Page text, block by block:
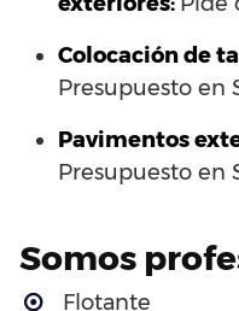
Colocación de
Presupuesto en
Pavimentos
Presupuesto en
Somos
Flotante